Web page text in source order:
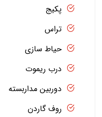
پکیج
تراس
حیاط سازی
درب ریموت
دوربین مداربسته
روف گاردن